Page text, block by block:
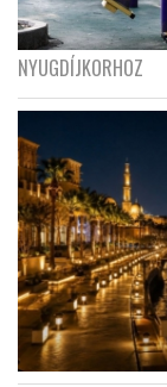
NYUGDÍJKORHOZ